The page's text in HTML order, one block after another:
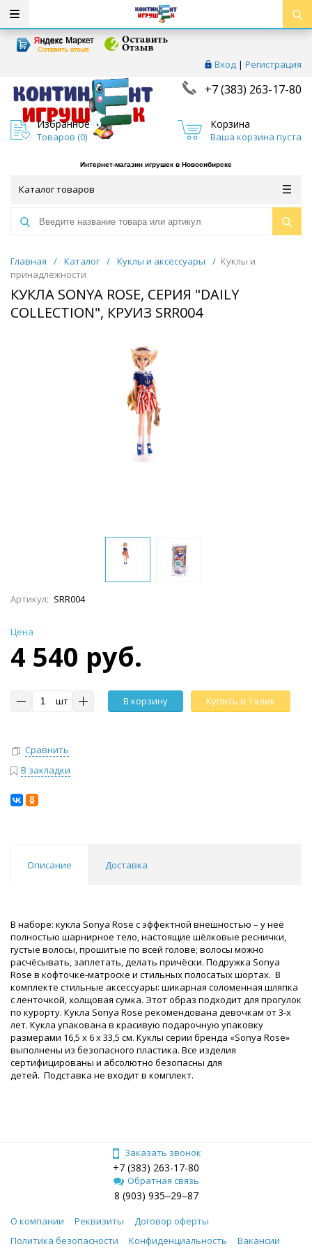
Вход | Регистрация
+7 (383) 263-17-80
Избранное
Товаров (0)
Корзина
Ваша корзина пуста
Интернет-магазин игрушек в Новосибирске
Каталог товаров
Главная / Каталог / Куклы и аксессуары / Куклы и
принадлежности
КУКЛА SONYA ROSE, СЕРИЯ "DAILY
COLLECTION", КРУИЗ SRR004
Артикул: SRR004
Цена
4 540 руб.
шт В корзину Купить в 1 клик
Сравнить
В закладки
Описание Доставка
В наборе: кукла Sonya Rose с эффектной внешностью – у неё
полностью шарнирное тело, настоящие шёлковые реснички,
густые волосы, прошитые по всей голове; волосы можно
расчёсывать, заплетать, делать причёски. Подружка Sonya
Rose в кофточке-матроске и стильных полосатых шортах. В
комплекте стильные аксессуары: шикарная соломенная шляпка
с ленточкой, холщовая сумка. Этот образ подходит для прогулок
по курорту. Кукла Sonya Rose рекомендована девочкам от 3-х
лет. Кукла упакована в красивую подарочную упаковку
размерами 16,5 х 6 х 33,5 см. Куклы серии бренда «Sonya Rose»
выполнены из безопасного пластика. Все изделия
сертифицированы и абсолютно безопасны для
детей. Подставка не входит в комплект.
Заказать звонок
+7 (383) 263-17-80
Обратная связь
8 (903) 935‒29‒87
О компании Реквизиты
Договор оферты
Политика безопасности
Конфиденциальность Вакансии